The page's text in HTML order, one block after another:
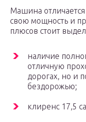
Машина
свою мощность и
плюсов стоит
наличие
отличную
дорогах, но и
бездорожью;
клиренс 17,5